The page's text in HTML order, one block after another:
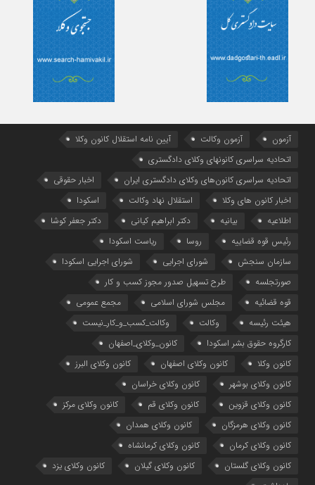
آزمون آزمون وکالت
آیین ‌نامه استقلال کانون وکلا
اتحادیه سراسری کانونهای وکلای دادگستری
اتحادیه سراسری کانون‌های وکلای دادگستری ایران
اخبار حقوقی
اخبار کانون های وکلا
استقلال نهاد وکالت
اسکودا
اطلاعیه
بیانیه دکتر ابراهیم کیانی
دکتر جعفر کوشا
رئیس قوه قضاییه
روسا
ریاست اسکودا
سازمان سنجش
شورای اجرایی
شورای اجرایی اسکودا
صورتجلسه
طرح تسهیل صدور مجوز کسب و کار
قوه قضائیه
مجلس شورای اسلامی
مجمع عمومی
هیئت رئیسه
وکالت
وکالت_کسب_و_کار_نیست
کارگروه حقوق بشر اسکودا
کانون_وکلای_اصفهان
کانون وکلا
کانون وکلای اصفهان
کانون وکلای البرز
کانون وکلای بوشهر
کانون وکلای خراسان
کانون وکلای قزوین
کانون وکلای قم
کانون وکلای مرکز
کانون وکلای هرمزگان
کانون وکلای همدان
کانون وکلای کرمان
کانون وکلای کرمانشاه
کانون وکلای گلستان
کانون وکلای گیلان
کانون وکلای یزد